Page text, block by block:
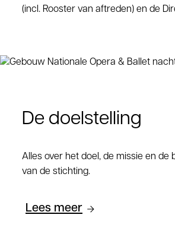
(incl. Rooster van aftreden) en de
De doelstelling
Alles over het doel, de missie en de
van de stichting.
Lees meer